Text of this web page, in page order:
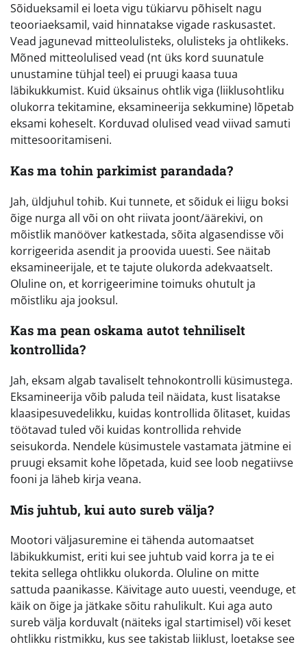
Sõidueksamil ei loeta vigu tükiarvu põhiselt nagu
teooriaeksamil, vaid hinnatakse vigade raskusastet.
Vead jagunevad mitteolulisteks, olulisteks ja ohtlikeks.
Mõned mitteolulised vead (nt üks kord suunatule
unustamine tühjal teel) ei pruugi kaasa tuua
läbikukkumist. Kuid üksainus ohtlik viga (liiklusohtliku
olukorra tekitamine, eksamineerija sekkumine) lõpetab
eksami koheselt. Korduvad olulised vead viivad samuti
mittesooritamiseni.
Kas ma tohin parkimist parandada?
Jah, üldjuhul tohib. Kui tunnete, et sõiduk ei liigu boksi
õige nurga all või on oht riivata joont/äärekivi, on
mõistlik manööver katkestada, sõita algasendisse või
korrigeerida asendit ja proovida uuesti. See näitab
eksamineerijale, et te tajute olukorda adekvaatselt.
Oluline on, et korrigeerimine toimuks ohutult ja
mõistliku aja jooksul.
Kas ma pean oskama autot tehniliselt
kontrollida?
Jah, eksam algab tavaliselt tehnokontrolli küsimustega.
Eksamineerija võib paluda teil näidata, kust lisatakse
klaasipesuvedelikku, kuidas kontrollida õlitaset, kuidas
töötavad tuled või kuidas kontrollida rehvide
seisukorda. Nendele küsimustele vastamata jätmine ei
pruugi eksamit kohe lõpetada, kuid see loob negatiivse
fooni ja läheb kirja veana.
Mis juhtub, kui auto sureb välja?
Mootori väljasuremine ei tähenda automaatset
läbikukkumist, eriti kui see juhtub vaid korra ja te ei
tekita sellega ohtlikku olukorda. Oluline on mitte
sattuda paanikasse. Käivitage auto uuesti, veenduge, et
käik on õige ja jätkake sõitu rahulikult. Kui aga auto
sureb välja korduvalt (näiteks igal startimisel) või keset
ohtlikku ristmikku, kus see takistab liiklust, loetakse see